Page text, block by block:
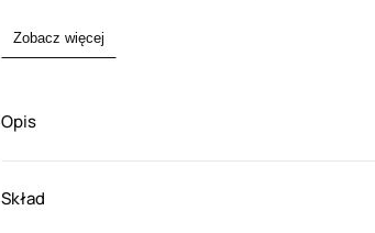
Zobacz więcej
Opis
Skład